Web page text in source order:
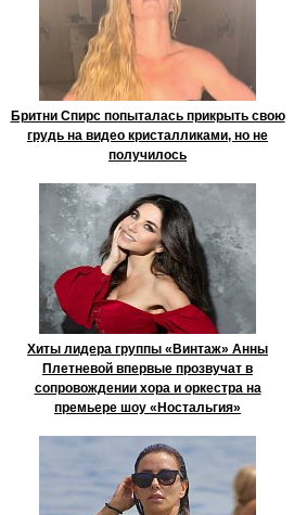
Бритни Спирс попыталась прикрыть свою
грудь на видео кристалликами, но не
получилось
Хиты лидера группы «Винтаж» Анны
Плетневой впервые прозвучат в
сопровождении хора и оркестра на
премьере шоу «Ностальгия»